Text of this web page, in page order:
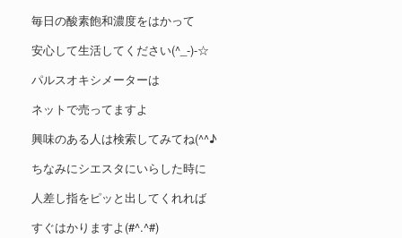
毎日の酸素飽和濃度をはかって
安心して生活してください(^_-)-☆
パルスオキシメーターは
ネットで売ってますよ
興味のある人は検索してみてね(^^♪
ちなみにシエスタにいらした時に
人差し指をピッと出してくれれば
すぐはかりますよ(#^.^#)